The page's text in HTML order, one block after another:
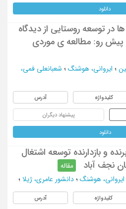
دانلود
در توسعه روستایی از دیدگاه
پیش رو: مطالعه ی موردی
؛ ایروانی، هوشنگ ؛ شعبانعلی فمی،
کلیدواژه آدرس
پیشنهاد دیگران
دانلود
و بازدارنده توسعه اشتغال
نجف آباد
مقاله
ایروانی، هوشنگ ؛ دانشور عامری، ژیلا ؛
کلیدواژه آدرس